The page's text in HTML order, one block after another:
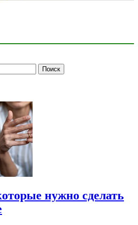
нужно сделать